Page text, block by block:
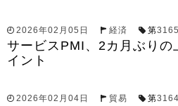
2026年02月05日 経済 第3165
サービスPMI、2カ月ぶりの
イント
2026年02月04日 貿易 第3164